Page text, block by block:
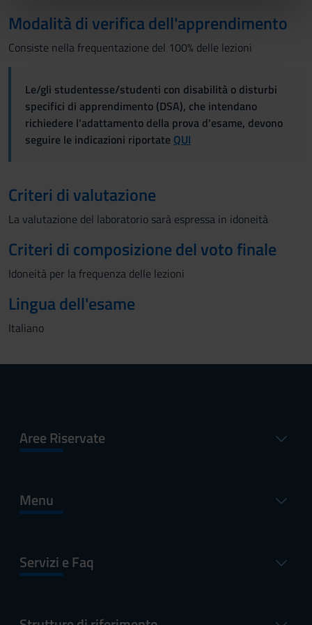
pubblicità e social media, i quali potrebbero combinarle
con altre informazioni che hai fornito loro o che hanno
Modalità di verifica dell'apprendimento
Consiste nella frequentazione del 100% delle lezioni
Le/gli studentesse/studenti con disabilità o disturbi
specifici di apprendimento (DSA), che intendano
richiedere l'adattamento della prova d'esame, devono
seguire le indicazioni riportate QUI
Criteri di valutazione
La valutazione del laboratorio sarà espressa in idoneità
Criteri di composizione del voto finale
Idoneità per la frequenza delle lezioni
Lingua dell'esame
Italiano
Aree Riservate
Menu
Servizi e Faq